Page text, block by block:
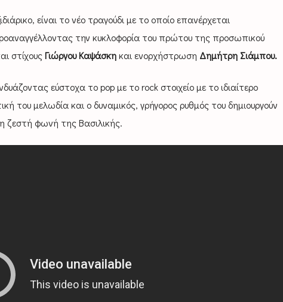
είναι το νέο τραγούδι με το οποίο επανέρχεται
την κυκλοφορία του πρώτου της προσωπικού
στίχουςΓιώργου Καψάσκηκαι ενορχήστρωση Δημήτρη Σιάμπου.
εύστοχα το pop με το rock στοιχείο με το ιδιαίτερο
του μελωδία και ο δυναμικός, γρήγορος ρυθμός του δημιουργούν
ζεστή φωνή της Βασιλικής.